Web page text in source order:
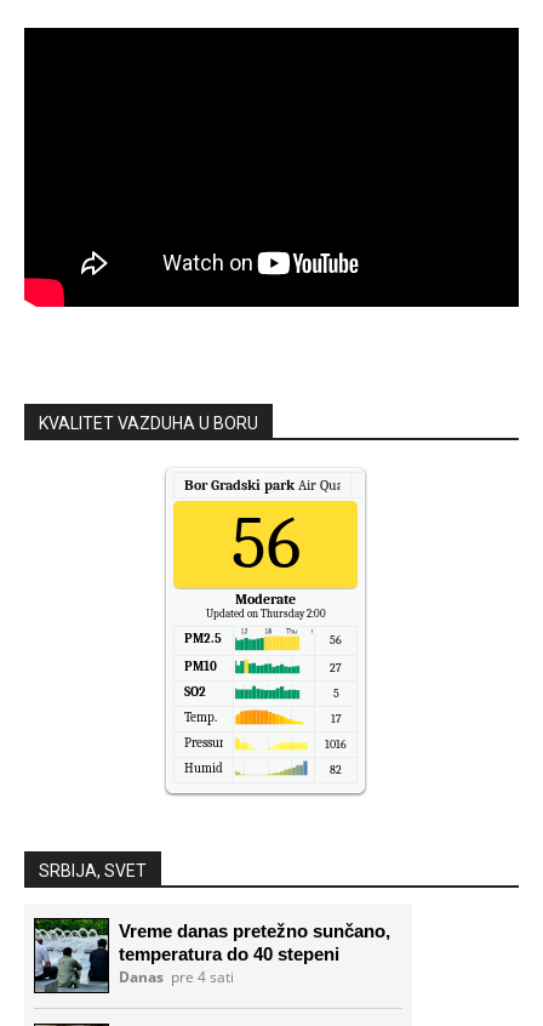
KVALITET VAZDUHA U BORU
Bor Gradski park Air Quality.
56
Moderate
Updated on Thursday 2:00
PM2.5 56
PM10 27
SO2 5
Temp. 17
Pressure 1016
Humidity 82
SRBIJA, SVET